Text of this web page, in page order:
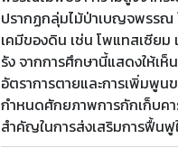
ปรากฏกลุ่มไม้ป่าเบญจพรรณ
เคมีของดิน เช่น โพแทสเซีย
รัง จากการศึกษานี้แสดงให้เ
อัตราการตายและการเพิ่มพู
กำหนดศักยภาพการกักเก็บคา
สำคัญในการส่งเสริมการฟื้นฟู